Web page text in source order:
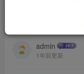
最新电脑挂机单
admin
1年前更新